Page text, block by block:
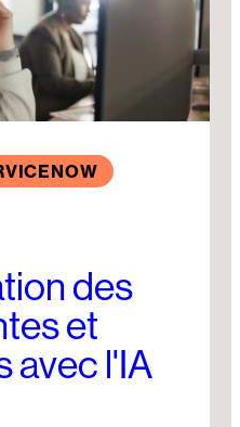
des
et
avec l'IA